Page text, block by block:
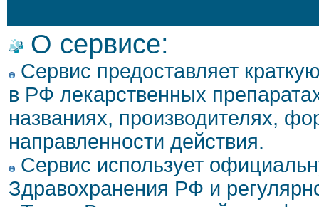
О сервисе:
Сервис предоставляет
в РФ лекарственных
названиях, производителях,
направленности действия.
Сервис использует
Здравохранения РФ и